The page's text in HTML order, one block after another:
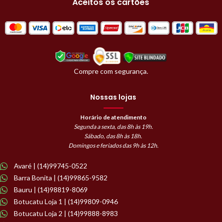
Compre com segurança.
Nossas lojas
Horário de atendimento
Segunda a sexta, das 8h às 19h.
Sábado, das 8h às 18h.
Domingos e feriados das 9h às 12h.
Avaré | (14)99745-0522
Barra Bonita | (14)99865-9582
Bauru | (14)98819-8069
Botucatu Loja 1 | (14)99809-0946
Botucatu Loja 2 | (14)99888-8983